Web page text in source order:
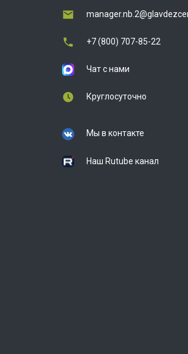
+7 (800) 707-85-22
Чат с нами
Круглосуточно
Мы в контакте
Наш Rutube канал